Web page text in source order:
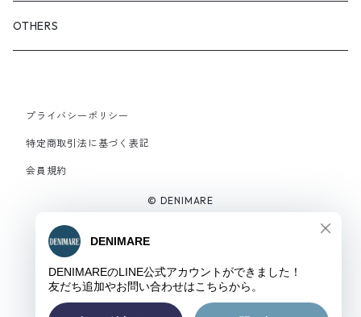
OTHERS
プライバシーポリシー
特定商取引法に基づく表記
会員規約
© DENIMARE